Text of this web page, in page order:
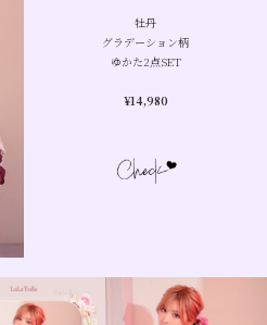
牡丹
グラデーション柄
ゆかた2点SET
¥14,980